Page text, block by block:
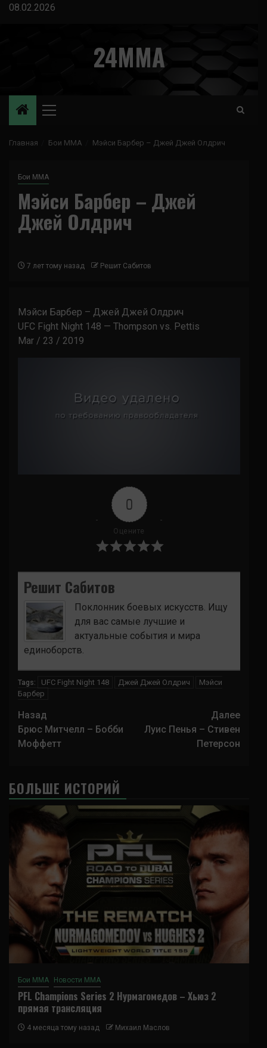
Перейти
08.02.2026
24MMA
Основное
Главная Бои ММА Мэйси Барбер – Джей Джей Олдрич
Бои ММА
Мэйси Барбер – Джей
Джей Олдрич
7 лет тому назад Решит Сабитов
Мэйси Барбер – Джей Джей Олдрич
UFC Fight Night 148 — Thompson vs. Pettis
Mar / 23 / 2019
0
Оцените
Решит Сабитов
Поклонник боевых искусств. Ищу
для вас самые лучшие и
актуальные события и мира
единоборств.
Tags: UFC Fight Night 148 Джей Джей Олдрич
Мэйси
Барбер
Навигация
записи
Назад
Брюс Митчелл – Бобби
Моффетт
Далее
Луис Пенья – Стивен
Петерсон
БОЛЬШЕ ИСТОРИЙ
Бои ММА Новости ММА
PFL Champions Series 2 Нурмагомедов – Хьюз 2
прямая трансляция
4 месяца тому назад Михаил Маслов